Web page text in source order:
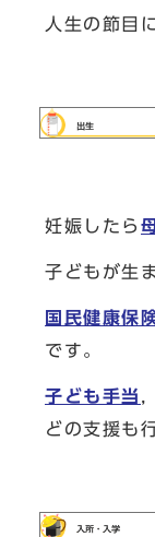
人生の節目
妊娠したら
子どもが生
国民健康保
です。
子ども手当
どの支援